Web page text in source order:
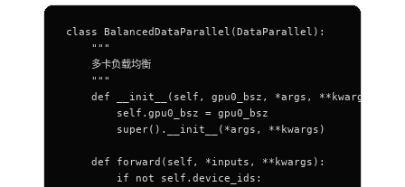
class BalancedDataParallel(DataParallel):
    """
    多卡负载均衡
    """
    def __init__(self, gpu0_bsz, *args, **kwargs):
        self.gpu0_bsz = gpu0_bsz
        super().__init__(*args, **kwargs)
    def forward(self, *inputs, **kwargs):
        if not self.device_ids: